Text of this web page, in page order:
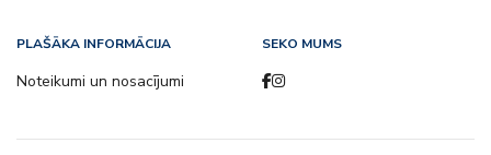
PLAŠĀKA INFORMĀCIJA
Noteikumi un nosacījumi
SEKO MUMS